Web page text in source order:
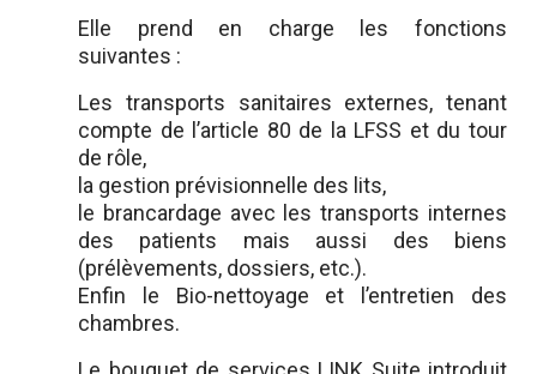
Elle prend en charge les fonctions
suivantes :
Les transports sanitaires externes, tenant
compte de l’article 80 de la LFSS et du tour
de rôle,
la gestion prévisionnelle des lits,
le brancardage avec les transports internes
des patients mais aussi des biens
(prélèvements, dossiers, etc.).
Enfin le Bio-nettoyage et l’entretien des
chambres.